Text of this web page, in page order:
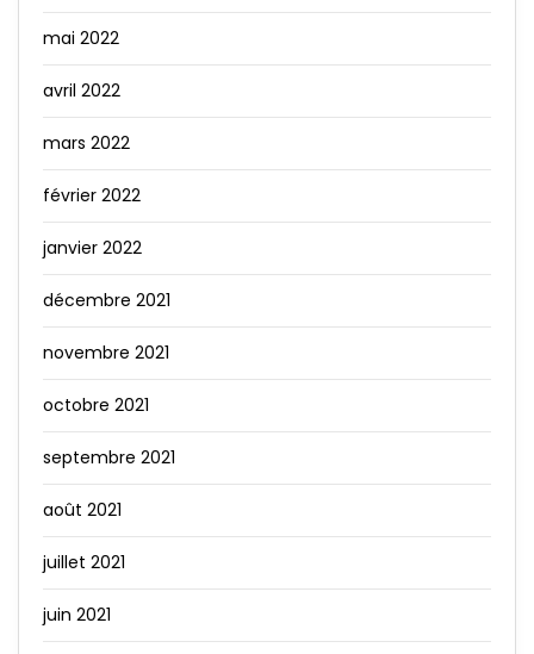
mai 2022
avril 2022
mars 2022
février 2022
janvier 2022
décembre 2021
novembre 2021
octobre 2021
septembre 2021
août 2021
juillet 2021
juin 2021